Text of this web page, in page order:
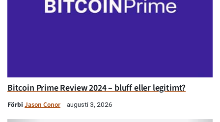
Bitcoin Prime Review 2024 – bluff eller legitimt?
Förbi Jason Conor augusti 3, 2026